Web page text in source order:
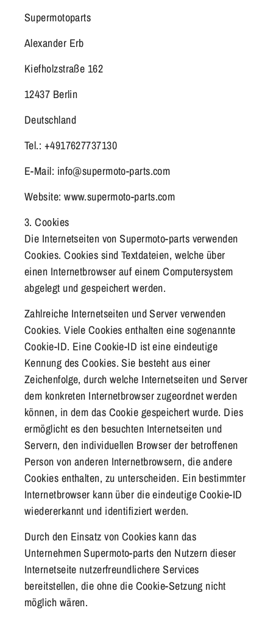
Supermotoparts
Alexander Erb
Kiefholzstraße 162
12437 Berlin
Deutschland
Tel.: +4917627737130
E-Mail: info@supermoto-parts.com
Website: www.supermoto-parts.com
3. Cookies
Die Internetseiten von Supermoto-parts verwenden
Cookies. Cookies sind Textdateien, welche über
einen Internetbrowser auf einem Computersystem
abgelegt und gespeichert werden.
Zahlreiche Internetseiten und Server verwenden
Cookies. Viele Cookies enthalten eine sogenannte
Cookie-ID. Eine Cookie-ID ist eine eindeutige
Kennung des Cookies. Sie besteht aus einer
Zeichenfolge, durch welche Internetseiten und Server
dem konkreten Internetbrowser zugeordnet werden
können, in dem das Cookie gespeichert wurde. Dies
ermöglicht es den besuchten Internetseiten und
Servern, den individuellen Browser der betroffenen
Person von anderen Internetbrowsern, die andere
Cookies enthalten, zu unterscheiden. Ein bestimmter
Internetbrowser kann über die eindeutige Cookie-ID
wiedererkannt und identifiziert werden.
Durch den Einsatz von Cookies kann das
Unternehmen Supermoto-parts den Nutzern dieser
Internetseite nutzerfreundlichere Services
bereitstellen, die ohne die Cookie-Setzung nicht
möglich wären.